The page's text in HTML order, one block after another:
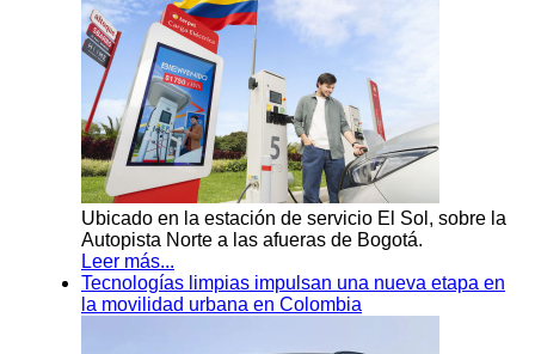
Ubicado en la estación de servicio El Sol, sobre la
Autopista Norte a las afueras de Bogotá.
Leer más...
Tecnologías limpias impulsan una nueva etapa en
la movilidad urbana en Colombia